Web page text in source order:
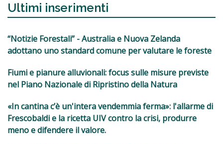
Ultimi inserimenti
“Notizie Forestali” - Australia e Nuova Zelanda
adottano uno standard comune per valutare le foreste
Fiumi e pianure alluvionali: focus sulle misure previste
nel Piano Nazionale di Ripristino della Natura
«In cantina c’è un'intera vendemmia ferma»: l'allarme di
Frescobaldi e la ricetta UIV contro la crisi, produrre
meno e difendere il valore.